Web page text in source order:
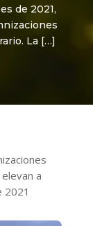
de 2021,
La […]
a
2021